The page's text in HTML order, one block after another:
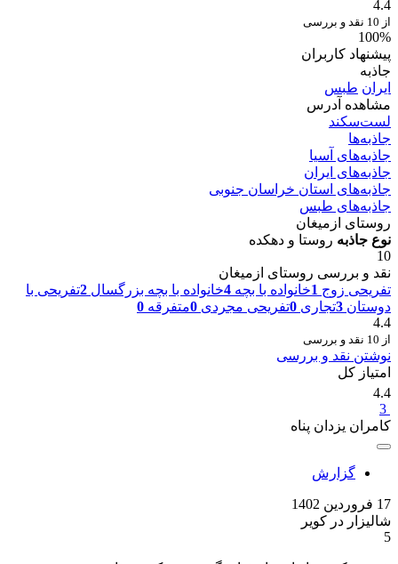
4.4
از 10 نقد و بررسی
100%
پیشنهاد کاربران
جاذبه
ایران طبس
مشاهده آدرس
لست‌سکند
جاذبه‌ها
جاذبه‌های آسیا
جاذبه‌های ایران
جاذبه‌های استان خراسان جنوبی
جاذبه‌های طبس
روستای ازمیغان
نوع جاذبه روستا و دهکده
10
نقد و بررسی روستای ازمیغان
تفریحی زوج 1خانواده با بچه 4خانواده با بچه بزرگسال 2تفریحی با
دوستان 3تجاری 0تفریحی مجردی 0متفرقه 0
4.4
از 10 نقد و بررسی
نوشتن نقد و بررسی
امتیاز کل
4.4
3
کامران یزدان پناه
گزارش
17 فروردین 1402
شالیزار در کویر
5